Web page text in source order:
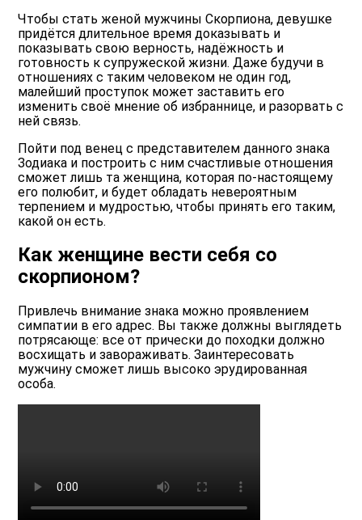
Чтобы стать женой мужчины Скорпиона, девушке
придётся длительное время доказывать и
показывать свою верность, надёжность и
готовность к супружеской жизни. Даже будучи в
отношениях с таким человеком не один год,
малейший проступок может заставить его
изменить своё мнение об избраннице, и разорвать с
ней связь.
Пойти под венец с представителем данного знака
Зодиака и построить с ним счастливые отношения
сможет лишь та женщина, которая по-настоящему
его полюбит, и будет обладать невероятным
терпением и мудростью, чтобы принять его таким,
какой он есть.
Как женщине вести себя со
скорпионом?
Привлечь внимание знака можно проявлением
симпатии в его адрес. Вы также должны выглядеть
потрясающе: все от прически до походки должно
восхищать и завораживать. Заинтересовать
мужчину сможет лишь высоко эрудированная
особа.